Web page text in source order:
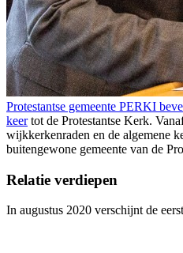
Protestantse gemeente PERKI
keertot de Protestantse Kerk.
wijkkerkenraden en de algemene
buitengewone gemeente van de
Relatie verdiepen
In augustus 2020 verschijnt de